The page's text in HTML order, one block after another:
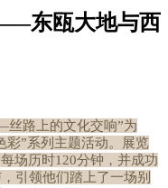
东瓯大地与西
路上的文化交响”为
”系列主题活动。展览
场历时120分钟，并成功
引领他们踏上了一场别